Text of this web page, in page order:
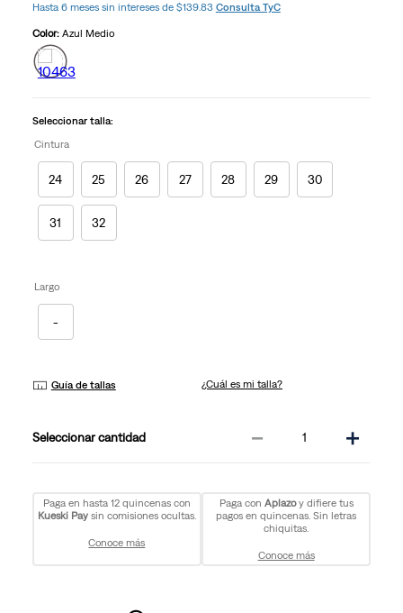
valoración.
Read
11
Reviews.
Enlace
página.
Hasta 6 meses sin intereses de $139.83 Consulta TyC
Color: Azul Medio
Seleccionar talla:
Cintura
24 25 26 27 28 29 30
31 32
Largo
-
Guía de tallas ¿Cuál es mi talla?
cantidad ＋
－
Paga en hasta 12 quincenas con
Kueski Paysin comisiones ocultas.
Conoce más
Paga con Aplazoy difiere tus
pagos en quincenas. Sin letras
chiquitas.
Conoce más